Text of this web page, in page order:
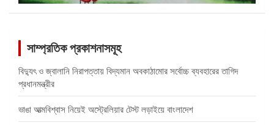
সাম্প্রতিক প্রকাশনাসমূহ
বিদ্যুৎ ও জ্বালানি নিরাপত্তায় বিদ্যমান অবকাঠামোর সর্বোচ্চ ব্যবহারের তাগিদ
প্রধানমন্ত্রীর
ভাঙা আত্মবিশ্বাস নিয়েই অস্ট্রেলিয়ার টেস্ট লড়াইয়ে বাংলাদেশ